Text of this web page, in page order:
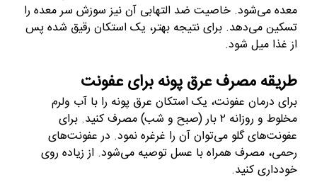
معده می‌شود. خاصیت ضد التهابی آن نیز سوزش سر معده را
تسکین می‌دهد. برای نتیجه بهتر، یک استکان رقیق شده پس
از غذا میل شود.
طریقه مصرف عرق پونه برای عفونت
برای درمان عفونت، یک استکان عرق پونه را با آب ولرم
مخلوط و روزانه ۲ بار (صبح و شب) مصرف کنید. برای
عفونت‌های گلو می‌توان آن را غرغره نمود. در عفونت‌های
رحمی، مصرف همراه با عسل توصیه می‌شود. از زیاده روی
خودداری کنید.